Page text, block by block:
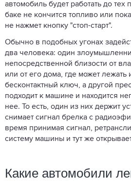
автомобиль будет работать до тех
баке не кончится топливо или
не нажмет кнопку "стоп-старт".
Обычно в подобных угонах
два человека: один
непосредственной близости от
или от его дома, где может лежать
бесконтактный ключ, а другой
подходит к машине и находится
нее. То есть, один из них держит
снимает сигнал брелка с
время принимая сигнал,
систему машины и тут же
Какие автомобили